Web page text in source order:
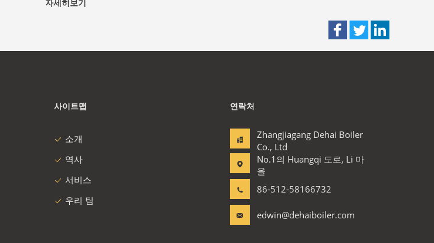
자세히보기
사이트맵
소개
역사
서비스
우리 팀
연락처
Zhangjiagang Dehai Boiler
Co., Ltd
No.1의 Huangqi 도로, Li 마
을
86-512-58166732
edwin@dehaiboiler.com